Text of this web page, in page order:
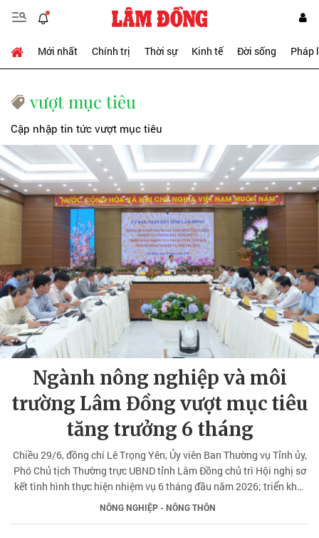
Mới nhất Chính trị Thời sự Kinh tế Đời sống Pháp
vượt mục tiêu
Cập nhập tin tức vượt mục tiêu
Ngành nông nghiệp và môi
trường Lâm Đồng vượt mục tiêu
tăng trưởng 6 tháng
Chiều 29/6, đồng chí Lê Trọng Yên, Ủy viên Ban Thường vụ Tỉnh ủy,
Phó Chủ tịch Thường trực UBND tỉnh Lâm Đồng chủ trì Hội nghị sơ
kết tình hình thực hiện nhiệm vụ 6 tháng đầu năm 2026; triển khai
nhiệm vụ 6 tháng cuối năm ngành nông nghiệp và môi trường.
NÔNG NGHIỆP - NÔNG THÔN